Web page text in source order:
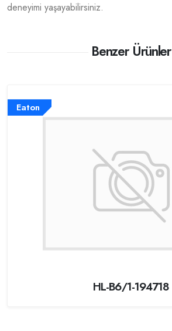
deneyimi yaşayabilirsiniz.
Benzer Ürünler
Eaton
HL-B6/1-194718